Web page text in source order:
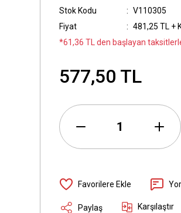
Stok Kodu
V110305
Fiyat
481,25 TL +
*61,36 TL den başlayan
577,50 TL
Paylaş Karşılaştır